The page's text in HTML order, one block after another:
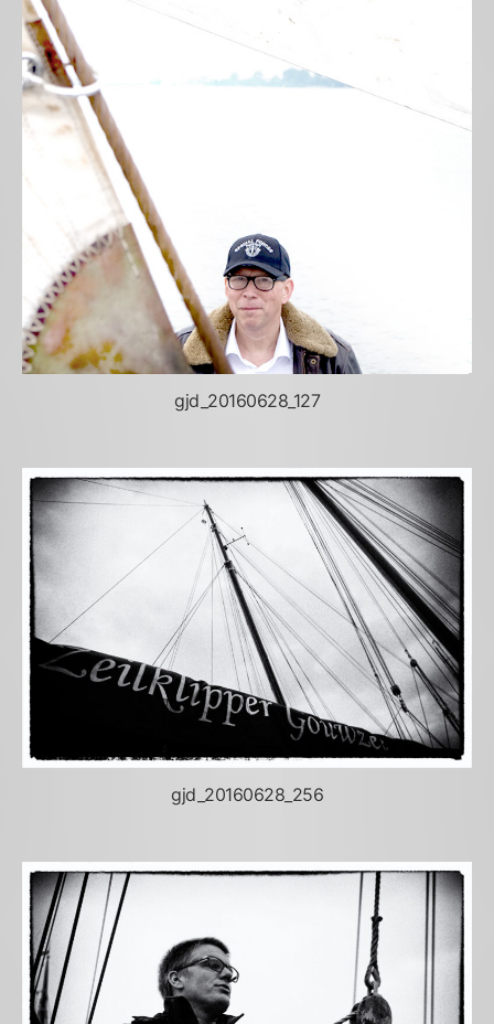
gjd_20160628_127
gjd_20160628_256